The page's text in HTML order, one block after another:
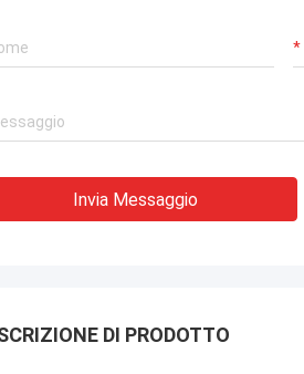
Invia Messaggio
DI PRODOTTO